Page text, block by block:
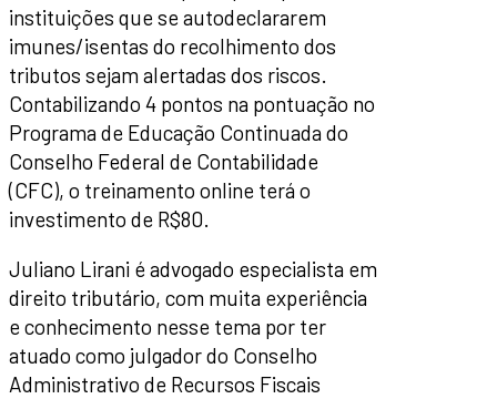
instituições que se autodeclararem
imunes/isentas do recolhimento dos
tributos sejam alertadas dos riscos.
Contabilizando 4 pontos na pontuação no
Programa de Educação Continuada do
Conselho Federal de Contabilidade
(CFC), o treinamento online terá o
investimento de R$80.
Juliano Lirani é advogado especialista em
direito tributário, com muita experiência
e conhecimento nesse tema por ter
atuado como julgador do Conselho
Administrativo de Recursos Fiscais